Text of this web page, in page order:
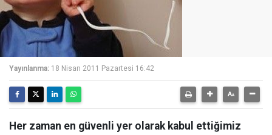
Yayınlanma: 18 Nisan 2011 Pazartesi 16:42
Her zaman en güvenli yer olarak kabul ettiğimiz